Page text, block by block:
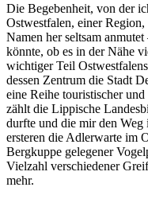
Die Begebenheit, von der
Ostwestfalen, einer
Namen her seltsam
könnte, ob es in der Nähe
wichtiger Teil
dessen Zentrum die Stadt
eine Reihe touristischer
zählt die Lippische
durfte und die mir den
ersteren die Adlerwarte im
Bergkuppe gelegener
Vielzahl verschiedener
mehr.